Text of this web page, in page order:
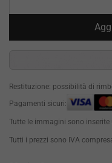
Restituzione: possibilità di
Pagamenti sicuri:
Tutte le immagini sono
Tutti i prezzi sono IVA